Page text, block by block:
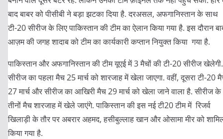
बाद बाबर को पीसीबी ने बड़ा झटका दिया है.दरअसल, अफगानिस्तान के साथ
टी-20सीरीज के लिए पाकिस्तान की टीम का ऐलान किया गया है.इस दौरान
आज़म की जगह शादाब को टीम का कार्यकारी कप्तान नियुक्त किया गया है.
पाकिस्तान और अफगानिस्तान की टीम यूएई में3मैचों की टी-20सीरीज खेलेगी.
सीरीज का पहला मैच25मार्च को शारजाह में खेला जाएगा.वहीं,दूसरा टी-20
27मार्च और सीरीज का आखिरी मैच29मार्च को खेला जाने वाला है.सीरीज के
तीनों मैच शारजाह में खेले जाएंगे.पाकिस्तान की इस नई टी20टीम में रिजर्व
खिलाड़ी के तौर पर अबरार अहमद,हसीबुल्लाह खान और ओसामा मीर को
किया गया है.